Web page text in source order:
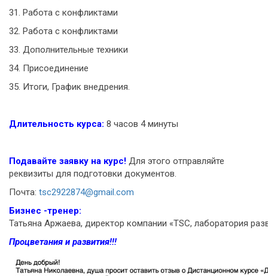
31. Работа с конфликтами
32. Работа с конфликтами
33. Дополнительные техники
34. Присоединение
35. Итоги, График внедрения.
Длительность курса: 8 часов 4 минуты
Подавайте заявку на курс! Для этого отправляйте
реквизиты для подготовки документов.
Почта: tsc2922874@gmail.com
Бизнес -тренер:
Татьяна Аржаева, директор компании «TSC, лаборатория
Процветания и развития!!!